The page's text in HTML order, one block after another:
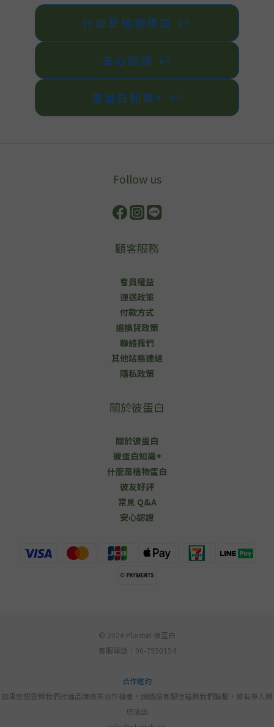
什麼是植物蛋白 ↩︎
安心認證 ↩︎
彼蛋白知識+ ↩︎
Follow us
顧客服務
會員權益
運送政策
付款方式
退換貨政策
聯絡我們
其他站務連結
隱私政策
關於彼蛋白
關於彼蛋白
彼蛋白知識+
什麼是植物蛋白
彼友好評
常見 Q&A
安心認證
© 2024 PlantsB 彼蛋白
客服電話｜06-7950154
合作邀約
如果您想要與我們討論品牌商業合作機會，請透過客服信箱與我們聯繫，將有專人與
您洽談